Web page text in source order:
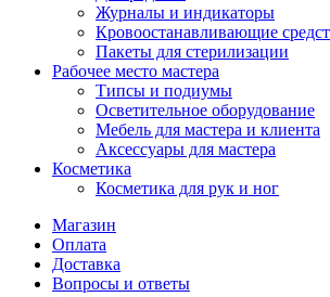
Журналы и индикаторы
Кровоостанавливающие
Пакеты для стерилизации
Рабочее место мастера
Типсы и подиумы
Осветительное оборудование
Мебель для мастера и клиента
Аксессуары для мастера
Косметика
Косметика для рук и ног
Магазин
Оплата
Доставка
Вопросы и ответы